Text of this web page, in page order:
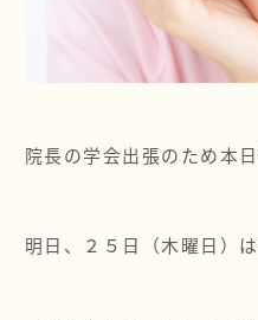
SNS
院長の学会出張のため本
明日、２５日（木曜日）